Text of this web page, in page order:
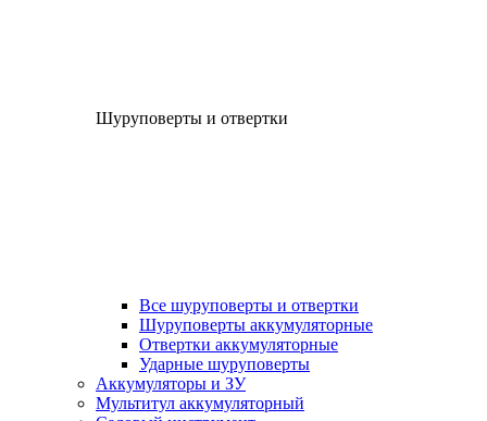
Шуруповерты и отвертки
Все шуруповерты и отвертки
Шуруповерты аккумуляторные
Отвертки аккумуляторные
Ударные шуруповерты
Аккумуляторы и ЗУ
Мультитул аккумуляторный